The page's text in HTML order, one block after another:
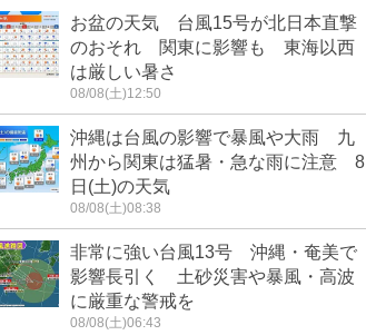
お盆の天気 台風15号が北日本直撃
のおそれ 関東に影響も 東海以西
は厳しい暑さ
08/08(土)12:50
沖縄は台風の影響で暴風や大雨 九
州から関東は猛暑・急な雨に注意 8
日(土)の天気
08/08(土)08:38
非常に強い台風13号 沖縄・奄美で
影響長引く 土砂災害や暴風・高波
に厳重な警戒を
08/08(土)06:43